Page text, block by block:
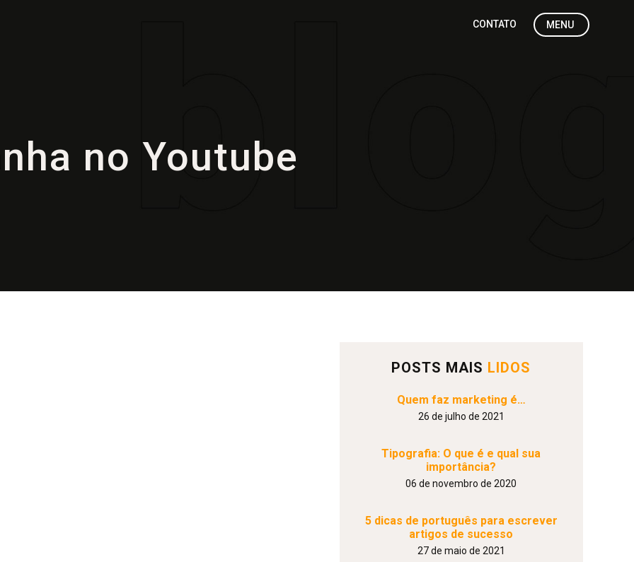
CONTATO MENU
no Youtube
POSTS MAIS LIDOS
Quem faz marketing é…
26 de julho de 2021
Tipografia: O que é e qual sua
importância?
06 de novembro de 2020
5 dicas de português para escrever
artigos de sucesso
27 de maio de 2021